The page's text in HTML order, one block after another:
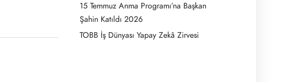
15 Temmuz Anma Programı’na Başkan
Şahin Katıldı 2026
TOBB İş Dünyası Yapay Zekâ Zirvesi